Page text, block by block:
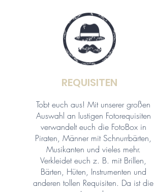
REQUISITEN
Tobt euch aus! Mit unserer großen
Auswahl an lustigen Fotorequisiten
verwandelt euch die FotoBox in
Piraten, Männer mit Schnurrbärten,
Musikanten und vieles mehr.
Verkleidet euch z. B. mit Brillen,
Bärten, Hüten, Instrumenten und
anderen tollen Requisiten. Da ist die